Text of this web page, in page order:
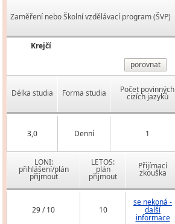
Zaměření nebo Školní vzdělávací program (ŠVP)
Krejčí
porovnat
Délka studia Forma studia Počet povinných
cizích jazyků
3,0 Denní 1
LONI:
přihlášení/plán
přijmout
LETOS:
plán
přijmout
Přijímací
zkouška
29 / 10 10
se nekoná -
další
informace